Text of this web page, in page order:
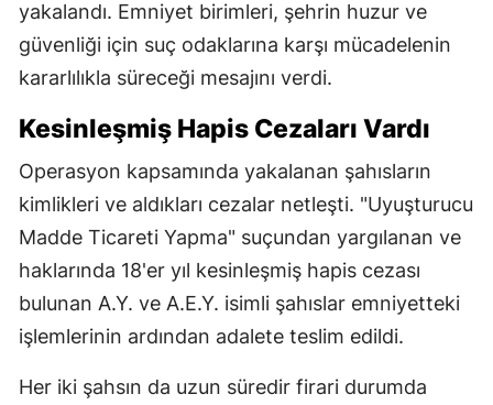
yakalandı. Emniyet birimleri, şehrin huzur ve
güvenliği için suç odaklarına karşı mücadelenin
kararlılıkla süreceği mesajını verdi.
Kesinleşmiş Hapis Cezaları Vardı
Operasyon kapsamında yakalanan şahısların
kimlikleri ve aldıkları cezalar netleşti. "Uyuşturucu
Madde Ticareti Yapma" suçundan yargılanan ve
haklarında 18'er yıl kesinleşmiş hapis cezası
bulunan A.Y. ve A.E.Y. isimli şahıslar emniyetteki
işlemlerinin ardından adalete teslim edildi.
Her iki şahsın da uzun süredir firari durumda